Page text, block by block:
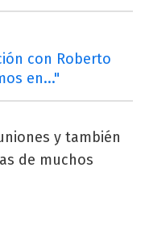
con Roberto
en..."
y también
de muchos